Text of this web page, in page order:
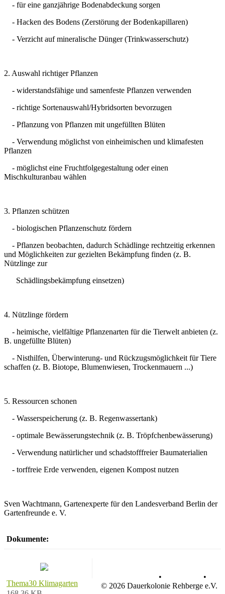
- für eine ganzjährige Bodenabdeckung sorgen
- Hacken des Bodens (Zerstörung der Bodenkapillaren)
- Verzicht auf mineralische Dünger (Trinkwasserschutz)
2. Auswahl richtiger Pflanzen
- widerstandsfähige und samenfeste Pflanzen verwenden
- richtige Sortenauswahl/Hybridsorten bevorzugen
- Pflanzung von Pflanzen mit ungefüllten Blüten
- Verwendung möglichst von einheimischen und klimafesten
Pflanzen
- möglichst eine Fruchtfolgegestaltung oder einen
Mischkulturanbau wählen
3. Pflanzen schützen
- biologischen Pflanzenschutz fördern
- Pflanzen beobachten, dadurch Schädlinge rechtzeitig erkennen
und Möglichkeiten zur gezielten Bekämpfung finden (z. B.
Nützlinge zur
Schädlingsbekämpfung einsetzen)
4. Nützlinge fördern
- heimische, vielfältige Pflanzenarten für die Tierwelt anbieten (z.
B. ungefüllte Blüten)
- Nisthilfen, Überwinterung- und Rückzugsmöglichkeit für Tiere
schaffen (z. B. Biotope, Blumenwiesen, Trockenmauern ...)
5. Ressourcen schonen
- Wasserspeicherung (z. B. Regenwassertank)
- optimale Bewässerungstechnik (z. B. Tröpfchenbewässerung)
- Verwendung natürlicher und schadstofffreier Baumaterialien
- torffreie Erde verwenden, eigenen Kompost nutzen
Sven Wachtmann, Gartenexperte für den Landesverband Berlin der
Gartenfreunde e. V.
Dokumente:
Thema30 Klimagarten
•
•
© 2026 Dauerkolonie Rehberge e.V.